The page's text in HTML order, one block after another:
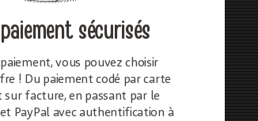
sécurisés
vous pouvez choisir
! Du paiement codé par carte
sur facture, en passant par le
PayPal avec authentification à